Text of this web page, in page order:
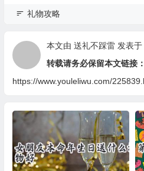
礼物攻略
本文由 送礼不踩雷发表于
转载请务必保留本文链接：
https://www.youleliwu.com/